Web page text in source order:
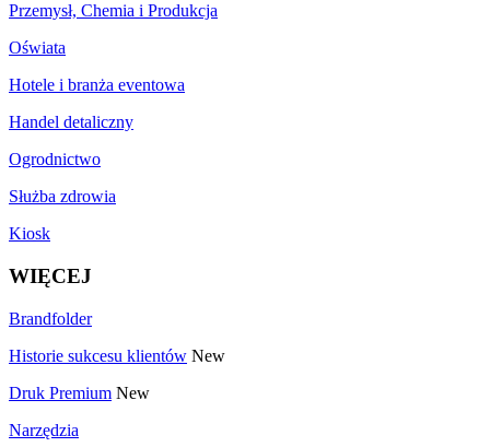
Przemysł, Chemia i Produkcja
Oświata
Hotele i branża eventowa
Handel detaliczny
Ogrodnictwo
Służba zdrowia
Kiosk
WIĘCEJ
Brandfolder
Historie sukcesu klientów New
Druk Premium New
Narzędzia